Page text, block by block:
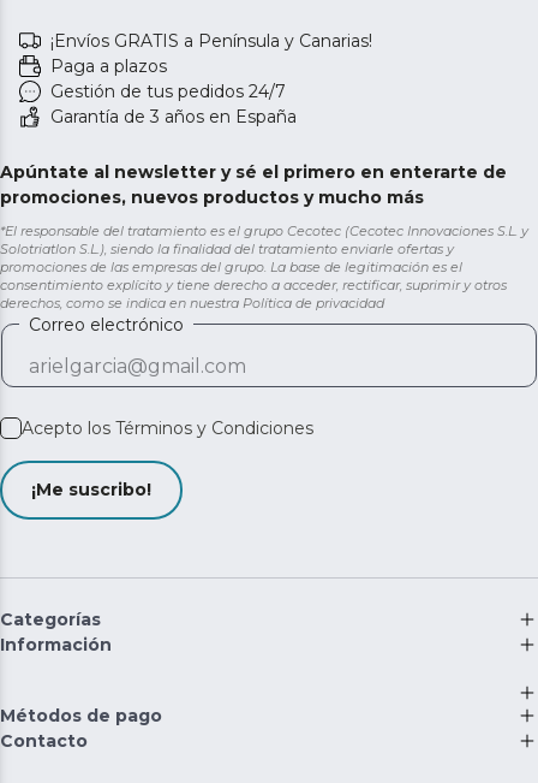
¡Envíos GRATIS a Península y Canarias!
Paga a plazos
Gestión de tus pedidos 24/7
Garantía de 3 años en España
Apúntate al newsletter y sé el primero en enterarte de
promociones, nuevos productos y mucho más
*El responsable del tratamiento es el grupo Cecotec (Cecotec Innovaciones S.L. y
Solotriatlon S.L.), siendo la finalidad del tratamiento enviarle ofertas y
promociones de las empresas del grupo. La base de legitimación es el
consentimiento explícito y tiene derecho a acceder, rectificar, suprimir y otros
derechos, como se indica en nuestra Política de privacidad
Correo electrónico
Acepto los Términos y Condiciones
¡Me suscribo!
Categorías
Información
Métodos de pago
Contacto